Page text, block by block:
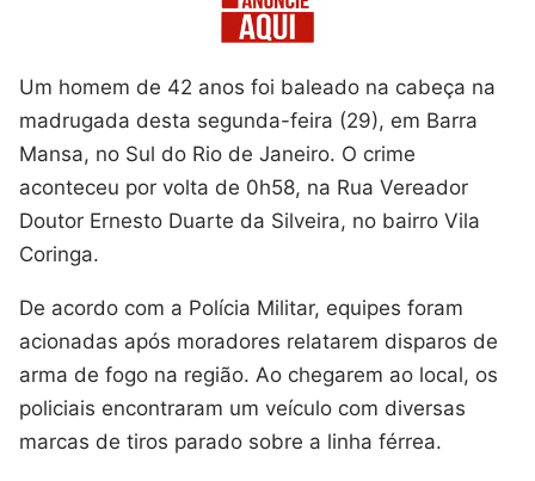
Um homem de 42 anos foi baleado na cabeça na
madrugada desta segunda-feira (29), em Barra
Mansa, no Sul do Rio de Janeiro. O crime
aconteceu por volta de 0h58, na Rua Vereador
Doutor Ernesto Duarte da Silveira, no bairro Vila
Coringa.
De acordo com a Polícia Militar, equipes foram
acionadas após moradores relatarem disparos de
arma de fogo na região. Ao chegarem ao local, os
policiais encontraram um veículo com diversas
marcas de tiros parado sobre a linha férrea.